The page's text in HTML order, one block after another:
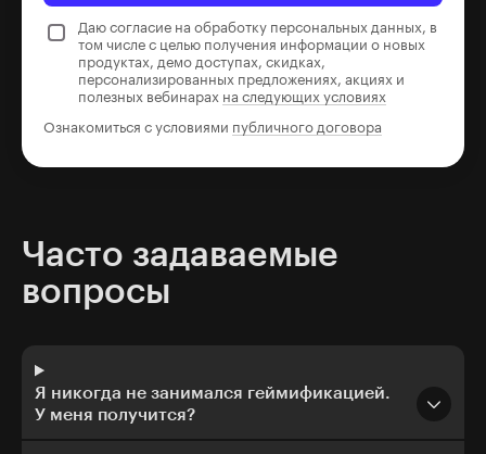
Даю согласие на обработку персональных данных, в
том числе с целью получения информации о новых
продуктах, демо доступах, скидках,
персонализированных предложениях, акциях и
полезных вебинарах на следующих условиях
Ознакомиться с условиями публичного договора
Часто задаваемые
вопросы
Я никогда не занимался геймификацией.
У меня получится?